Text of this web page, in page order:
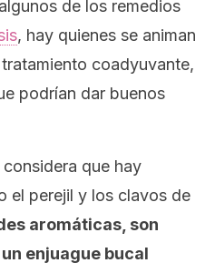
de los remedios
, hay quienes se animan
coadyuvante,
podrían dar buenos
que hay
el perejil y los clavos de
aromáticas, son
enjuague bucal